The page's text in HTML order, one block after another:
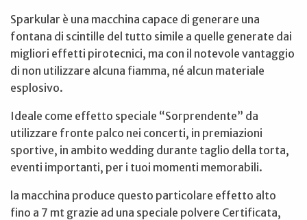
Sparkular è una macchina capace di generare una
fontana di scintille del tutto simile a quelle generate dai
migliori effetti pirotecnici, ma con il notevole vantaggio
di non utilizzare alcuna fiamma, né alcun materiale
esplosivo.
Ideale come effetto speciale “Sorprendente” da
utilizzare fronte palco nei concerti, in premiazioni
sportive, in ambito wedding durante taglio della torta,
eventi importanti, per i tuoi momenti memorabili.
la macchina produce questo particolare effetto alto
fino a 7 mt grazie ad una speciale polvere Certificata,